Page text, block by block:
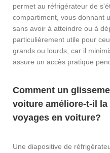
permet au réfrigérateur de
compartiment, vous donnant
sans avoir à atteindre ou à
particulièrement utile pour
grands ou lourds, car il
assure un accès pratique
Comment un
voiture améliore-t-il
voyages en voiture?
Une diapositive de